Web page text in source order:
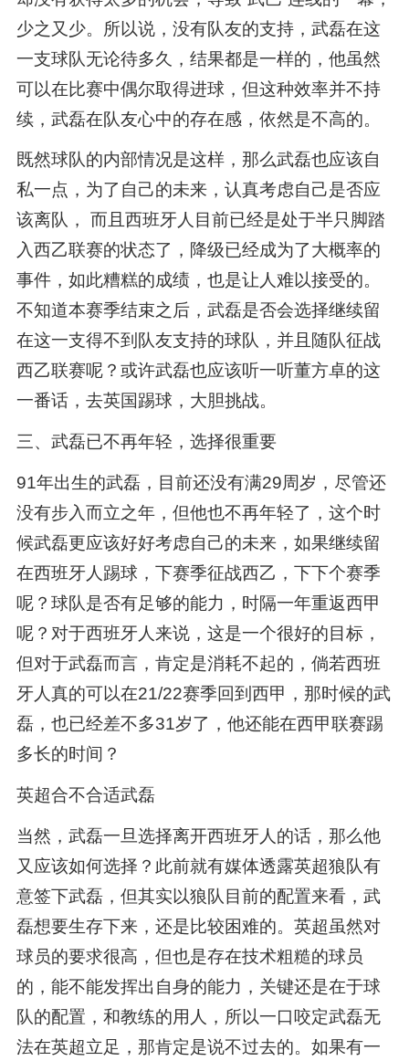
少之又少。所以说，没有队友的支持，武磊在这
一支球队无论待多久，结果都是一样的，他虽然
可以在比赛中偶尔取得进球，但这种效率并不持
续，武磊在队友心中的存在感，依然是不高的。
既然球队的内部情况是这样，那么武磊也应该自
私一点，为了自己的未来，认真考虑自己是否应
该离队， 而且西班牙人目前已经是处于半只脚踏
入西乙联赛的状态了，降级已经成为了大概率的
事件，如此糟糕的成绩，也是让人难以接受的。
不知道本赛季结束之后，武磊是否会选择继续留
在这一支得不到队友支持的球队，并且随队征战
西乙联赛呢？或许武磊也应该听一听董方卓的这
一番话，去英国踢球，大胆挑战。
三、武磊已不再年轻，选择很重要
91年出生的武磊，目前还没有满29周岁，尽管还
没有步入而立之年，但他也不再年轻了，这个时
候武磊更应该好好考虑自己的未来，如果继续留
在西班牙人踢球，下赛季征战西乙，下下个赛季
呢？球队是否有足够的能力，时隔一年重返西甲
呢？对于西班牙人来说，这是一个很好的目标，
但对于武磊而言，肯定是消耗不起的，倘若西班
牙人真的可以在21/22赛季回到西甲，那时候的武
磊，也已经差不多31岁了，他还能在西甲联赛踢
多长的时间？
英超合不合适武磊
当然，武磊一旦选择离开西班牙人的话，那么他
又应该如何选择？此前就有媒体透露英超狼队有
意签下武磊，但其实以狼队目前的配置来看，武
磊想要生存下来，还是比较困难的。英超虽然对
球员的要求很高，但也是存在技术粗糙的球员
的，能不能发挥出自身的能力，关键还是在于球
队的配置，和教练的用人，所以一口咬定武磊无
法在英超立足，那肯定是说不过去的。如果有一